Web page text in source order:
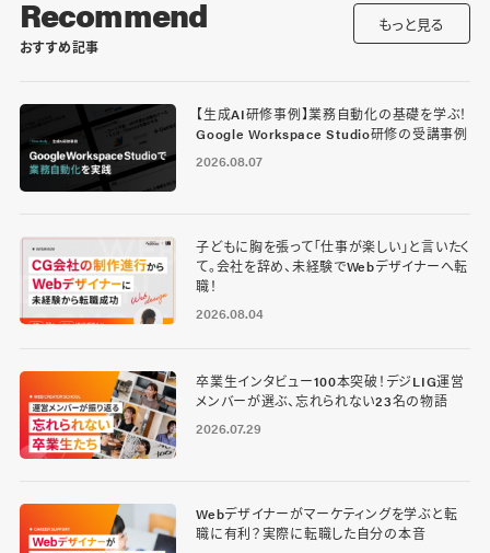
Recommend
おすすめ記事
もっと見る
【生成AI研修事例】業務自動化の基礎を学ぶ！
Google Workspace Studio研修の受講事例
2026.08.07
子どもに胸を張って「仕事が楽しい」と言いたく
て。会社を辞め、未経験でWebデザイナーへ転
職！
2026.08.04
卒業生インタビュー100本突破！デジLIG運営
メンバーが選ぶ、忘れられない23名の物語
2026.07.29
Webデザイナーがマーケティングを学ぶと転
職に有利？実際に転職した自分の本音